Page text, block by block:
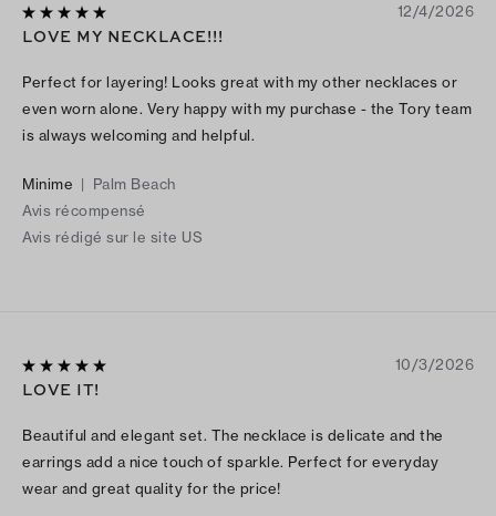
12/4/2026
LOVE MY NECKLACE!!!
Perfect for layering! Looks great with my other necklaces or
even worn alone. Very happy with my purchase - the Tory team
is always welcoming and helpful.
Minime | Palm Beach
Avis récompensé
Avis rédigé sur le site US
10/3/2026
LOVE IT!
Beautiful and elegant set. The necklace is delicate and the
earrings add a nice touch of sparkle. Perfect for everyday
wear and great quality for the price!